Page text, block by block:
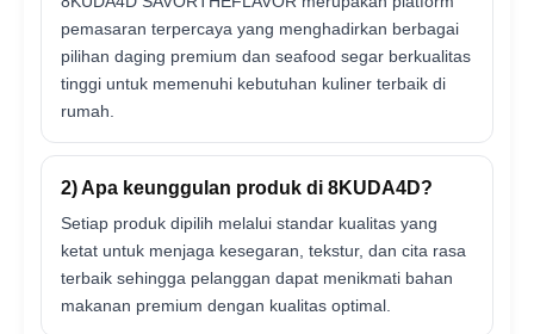
pemasaran terpercaya yang menghadirkan berbagai
pilihan daging premium dan seafood segar berkualitas
tinggi untuk memenuhi kebutuhan kuliner terbaik di
rumah.
2) Apa keunggulan produk di 8KUDA4D?
Setiap produk dipilih melalui standar kualitas yang
ketat untuk menjaga kesegaran, tekstur, dan cita rasa
terbaik sehingga pelanggan dapat menikmati bahan
makanan premium dengan kualitas optimal.